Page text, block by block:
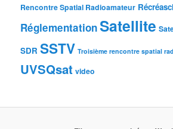
Rencontre Spatial Radioamateur
RéglementationSatellite
SDR SSTV Troisième rencontre spatial
UVSQsat video